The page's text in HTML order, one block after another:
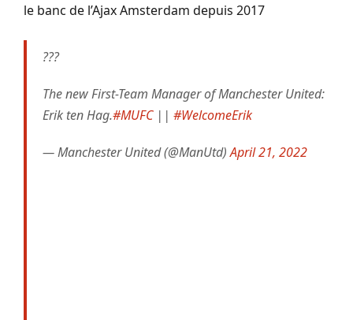
le banc de l’Ajax Amsterdam depuis 2017
???
The new First-Team Manager of Manchester United:
Erik ten Hag.#MUFC|| #WelcomeErik
— Manchester United (@ManUtd)April 21, 2022